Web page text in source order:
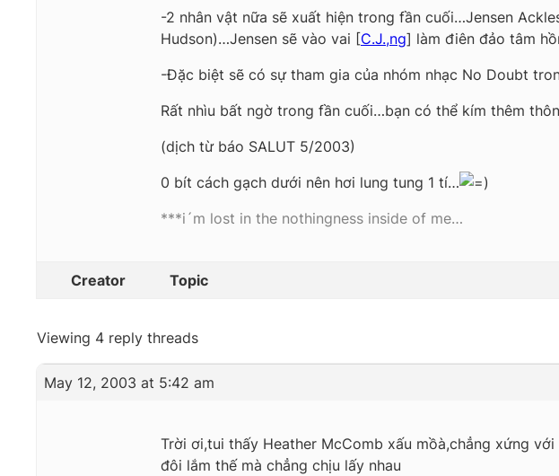
-2 nhân vật nữa sẽ xuất hiện trong fần cuối…Jensen
Hudson)…Jensen sẽ vào vai [C.J.,ng] làm điên đảo tâm
-Đặc biệt sẽ có sự tham gia của nhóm nhạc No Doubt
Rất nhìu bất ngờ trong fần cuối…bạn có thể kím thêm
(dịch từ báo SALUT 5/2003)
0 bít cách gạch dưới nên hơi lung tung 1 tí…
***i´m lost in the nothingness inside of me…
Creator Topic
Viewing 4 reply threads
May 12, 2003 at 5:42 am
Trời ơi,tui thấy Heather McComb xấu mồà,chẳng xứng
đôi lắm thế mà chẳng chịu lấy nhau